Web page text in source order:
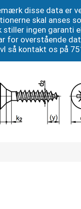
disse data er
skal anses
stiller ingen garanti
for overstående
så kontakt os på